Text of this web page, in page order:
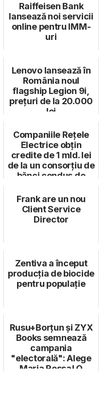
Raiffeisen Bank
lansează noi servicii
online pentru IMM-
uri
Lenovo lansează în
România noul
flagship Legion 9i,
prețuri de la 20.000
lei
Companiile Rețele
Electrice obțin
credite de 1 mld. lei
de la un consorțiu de
bănci condus de
Frank are un nou
Client Service
Director
Zentiva a început
producția de biocide
pentru populație
Rusu+Borțun și ZYX
Books semnează
campania
"electorală": Alege
Maria Ressa! O